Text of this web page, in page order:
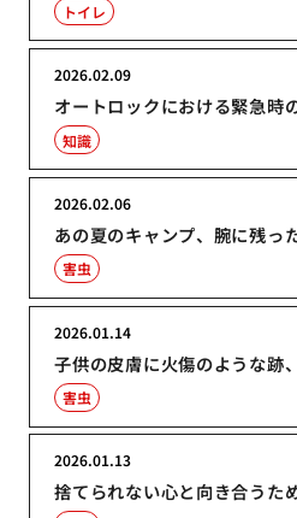
トイレ
オートロックにおける緊急時
2026.02.09
知識
あの夏のキャンプ、腕に残っ
2026.02.06
害虫
子供の皮膚に火傷のような跡
2026.01.14
害虫
捨てられない心と向き合うた
2026.01.13